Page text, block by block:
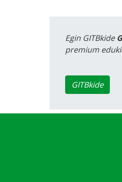
Egin GITBkide
premium
GITBkide